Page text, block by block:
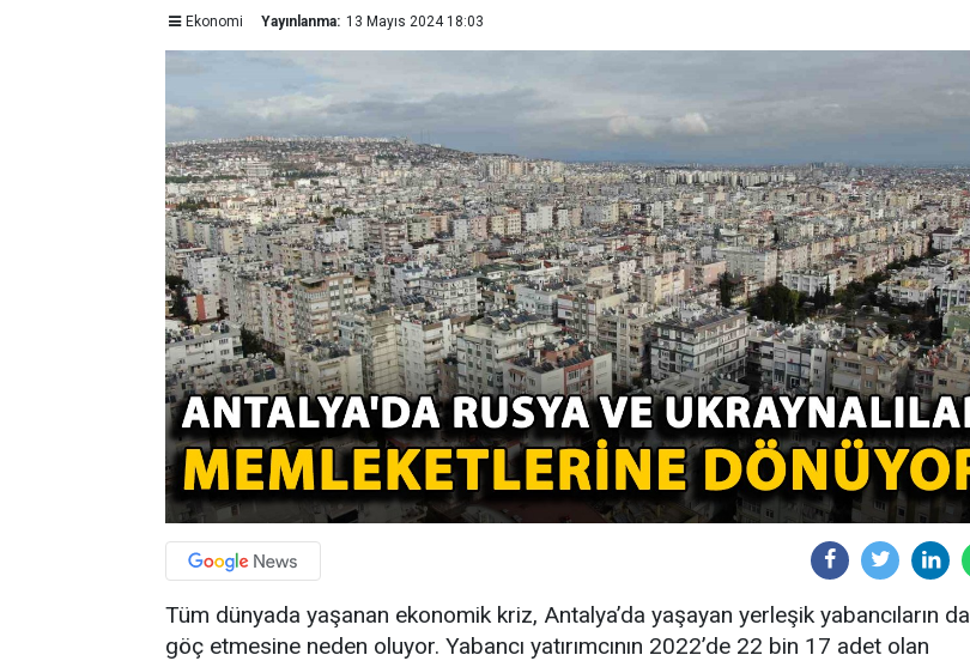
Ekonomi Yayınlanma: 13 Mayıs 2024 18:03
Tüm dünyada yaşanan ekonomik kriz, Antalya’da yaşayan yerleşik yabancıların da
göç etmesine neden oluyor. Yabancı yatırımcının 2022’de 22 bin 17 adet olan